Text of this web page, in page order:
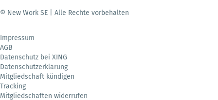
© New Work SE | Alle Rechte vorbehalten
Impressum
AGB
Datenschutz bei XING
Datenschutzerklärung
Mitgliedschaft kündigen
Tracking
Mitgliedschaften widerrufen